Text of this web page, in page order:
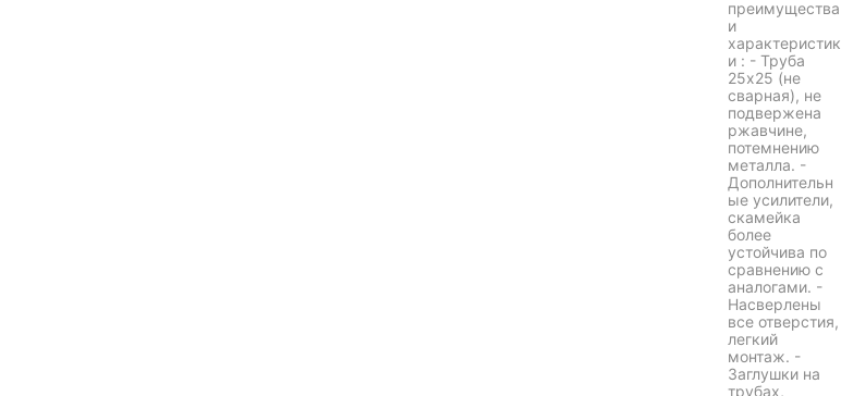
преимущества
и
характеристик
и : - Труба
25х25 (не
сварная), не
подвержена
ржавчине,
потемнению
металла. -
Дополнительн
ые усилители,
скамейка
более
устойчива по
сравнению с
аналогами. -
Насверлены
все отверстия,
легкий
монтаж. -
Заглушки на
трубах,